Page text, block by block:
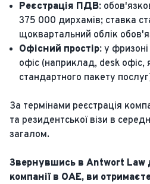
Реєстрація ПДВ:
375 000 дирхамів; ставка
щоквартальний облік
Офісний простір: у
офіс (наприклад, desk офіс,
стандартного пакету
За термінами реєстрація
та резидентської візи в
загалом.
Звернувшись в Antwort Law
компанії в ОАЕ, ви